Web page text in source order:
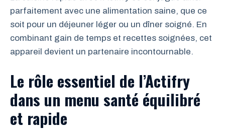
parfaitement avec une alimentation saine, que ce
soit pour un déjeuner léger ou un dîner soigné. En
combinant gain de temps et recettes soignées, cet
appareil devient un partenaire incontournable.
Le rôle essentiel de l’Actifry
dans un menu santé équilibré
et rapide